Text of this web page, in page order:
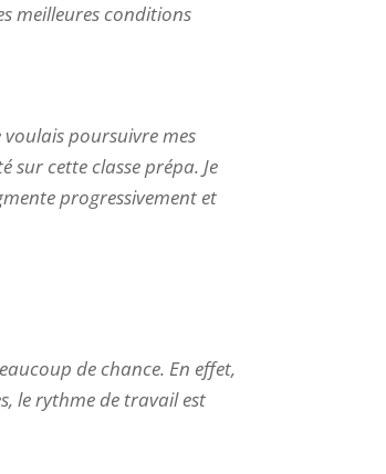
meilleures conditions
poursuivre mes
sur cette classe prépa. Je
progressivement et
de chance. En effet,
le rythme de travail est